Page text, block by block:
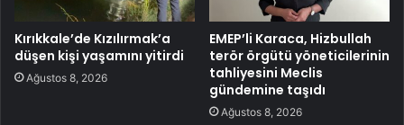
Kırıkkale’de Kızılırmak’a
düşen kişi yaşamını yitirdi
Ağustos 8, 2026
EMEP’li Karaca, Hizbullah
terör örgütü yöneticilerinin
tahliyesini Meclis
gündemine taşıdı
Ağustos 8, 2026